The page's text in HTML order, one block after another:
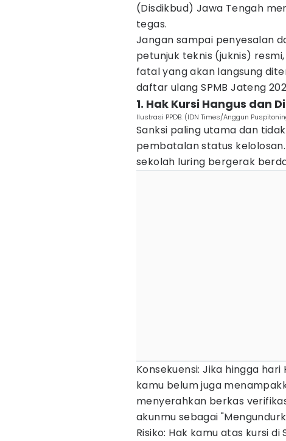
(Disdikbud) Jawa Tengah
tegas.
Jangan sampai penyesalan
petunjuk teknis (juknis)
fatal yang akan langsung
daftar ulang SPMB Jateng
1. Hak Kursi Hangus dan
Ilustrasi PPDB. (IDN Times/Anggun
Sanksi paling utama dan
pembatalan status
sekolah luring bergerak
Konsekuensi: Jika hingga hari
kamu belum juga
menyerahkan berkas
akunmu sebagai
Risiko: Hak kamu atas kursi